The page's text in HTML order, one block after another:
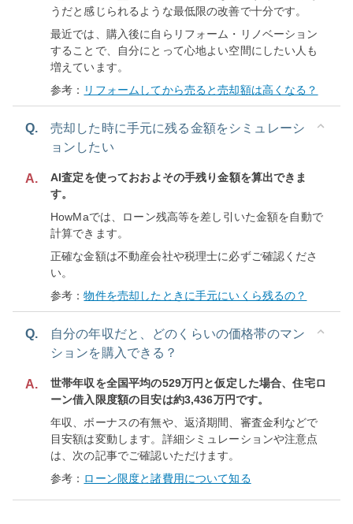
うだと感じられるような最低限の改善で十分です。
最近では、購入後に自らリフォーム・リノベーション
することで、自分にとって心地よい空間にしたい人も
増えています。
参考： リフォームしてから売ると売却額は高くなる？
Q.
売却した時に手元に残る金額をシミュレーシ
ョンしたい
A.
AI査定を使っておおよその手残り金額を算出できま
す。
HowMaでは、ローン残高等を差し引いた金額を自動で
計算できます。
正確な金額は不動産会社や税理士に必ずご確認くださ
い。
参考：物件を売却したときに手元にいくら残るの？
Q.
自分の年収だと、どのくらいの価格帯のマン
ションを購入できる？
A.
世帯年収を全国平均の529万円と仮定した場合、住宅ロ
ーン借入限度額の目安は約3,436万円です。
年収、ボーナスの有無や、返済期間、審査金利などで
目安額は変動します。詳細シミュレーションや注意点
は、次の記事でご確認いただけます。
参考： ローン限度と諸費用について知る